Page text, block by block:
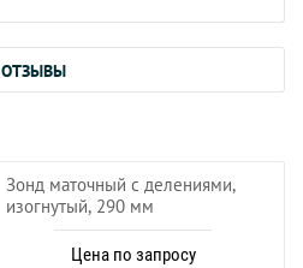
ОТЗЫВЫ
Зонд маточный с делениями,
изогнутый, 290 мм
Цена по запросу